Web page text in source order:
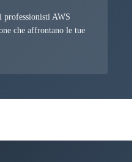
professionisti AWS
che affrontano le tue